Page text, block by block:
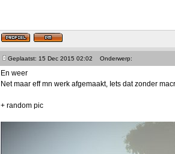
Geplaatst: 15 Dec 2015 02:02 Onderwerp:
En weer
Net maar eff mn werk afgemaakt, Iets dat zonder
+ random pic